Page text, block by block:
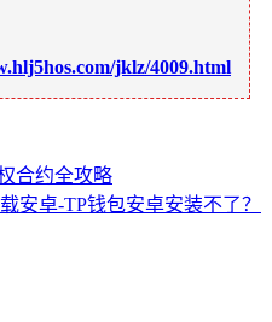
jklz/4009.html
合约全攻略
安卓-TP钱包安卓安装不了？